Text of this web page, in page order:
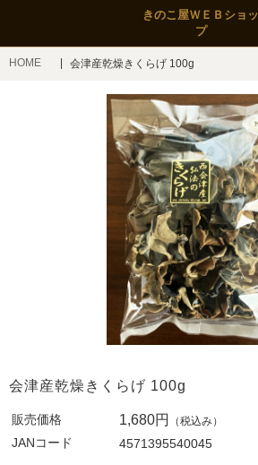
きのこ屋ＷＥＢショッ
プ
HOME 会津産乾燥きくらげ 100g
会津産乾燥きくらげ 100g
販売価格 1,680円 （税込み）
JANコード 4571395540045